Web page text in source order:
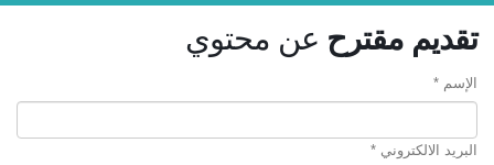
تقديم مقترح عن محتوي
الإسم *
البريد الالكتروني *